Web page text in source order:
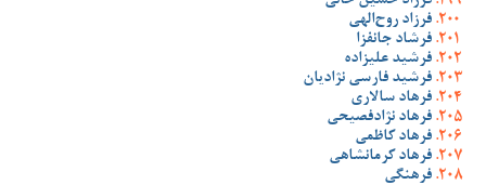
فرزاد روح‌الهی
فرشاد جانفزا
فرشید علیزاده
فرشید فارسی نژادیان
فرهاد سالاری
فرهاد نژادفصیحی
فرهاد کاظمی
فرهاد کرمانشاهی
فرهنگی